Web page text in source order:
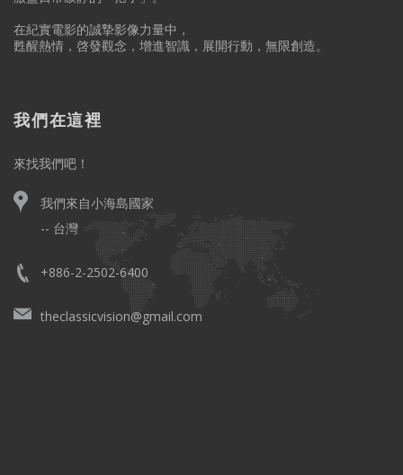
在紀實電影的誠摯影像力量中，
甦醒熱情，啓發觀念，增進智識，展開行動，無限創造。
我們在這裡
來找我們吧！
我們來自小海島國家
-- 台灣
+886-2-2502-6400
theclassicvision@gmail.com